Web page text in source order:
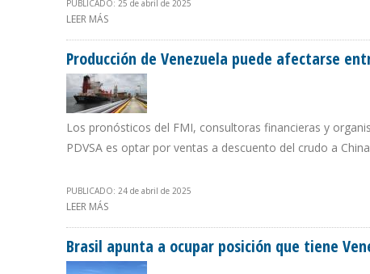
PUBLICADO: 25 de abril de 2025
LEER MÁS
Producción de Venezuela puede afectarse
Los pronósticos del FMI, consultoras financieras y
PDVSA es optar por ventas a descuento del crudo a
PUBLICADO: 24 de abril de 2025
LEER MÁS
Brasil apunta a ocupar posición que tiene